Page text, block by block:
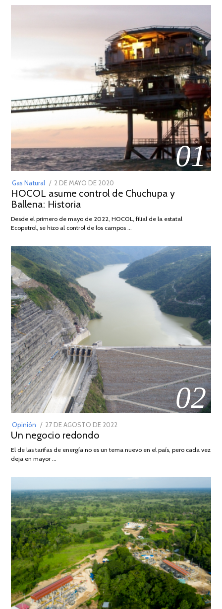
01
Gas Natural
POSTED
ON
2 DE MAYO DE 2020
DE
2026
HOCOL asume control de Chuchupa y
Ballena: Historia
Desde el primero de mayo de 2022, HOCOL, filial de la estatal
Ecopetrol, se hizo al control de los campos …
02
Opinión
POSTED
ON
27 DE AGOSTO DE 2022
DE
Un negocio redondo
El de las tarifas de energía no es un tema nuevo en el país, pero cada vez
deja en mayor …